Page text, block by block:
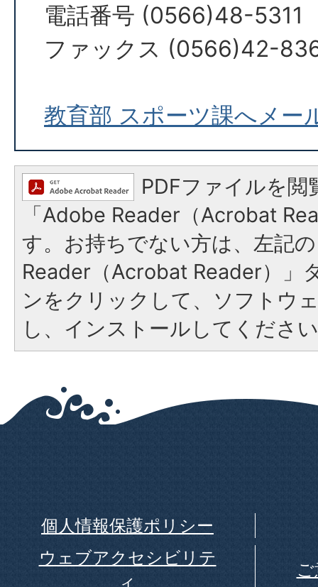
電話番号 (0566)48-5311
ファックス (0566)42-
教育部 スポーツ課へメー
PDFファイルを閲
「Adobe Reader（Acrobat
す。お持ちでない方は、左記
Reader（Acrobat Reader）」
ンをクリックして、ソフトウ
し、インストールしてくださ
個人情報保護ポリシー
ウェブアクセシビリテ
ィ